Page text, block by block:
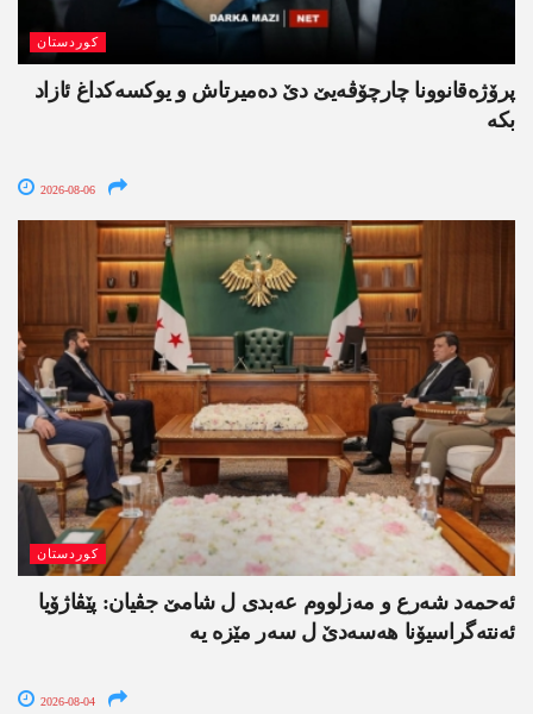
کوردستان
پرۆژەقانوونا چارچۆڤەیێ دێ دەمیرتاش و یوکسەکداغ ئازاد
بکە
2026-08-06
کوردستان
ئەحمەد شەرع و مەزلووم عەبدی ل شامێ جڤیان: پێڤاژۆیا
ئەنتەگراسیۆنا ھەسەدێ ل سەر مێزە یە
2026-08-04